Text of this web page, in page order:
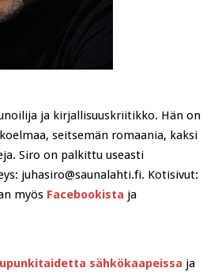
ja kirjallisuuskriitikko. Hän on
seitsemän romaania, kaksi
Siro on palkittu useasti
juhasiro@saunalahti.fi. Kotisivut:
myös Facebookista ja
sähkökaapeissa ja